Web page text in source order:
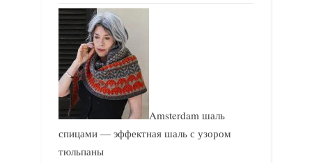
Amsterdam шаль
спицами — эффектная шаль с узором
тюльпаны